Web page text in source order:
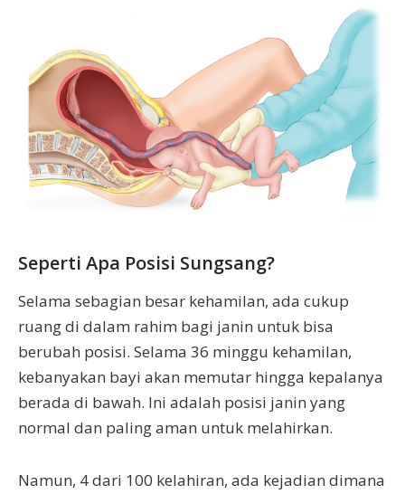
Seperti Apa Posisi Sungsang?
Selama sebagian besar kehamilan, ada cukup
ruang di dalam rahim bagi janin untuk bisa
berubah posisi. Selama 36 minggu kehamilan,
kebanyakan bayi akan memutar hingga kepalanya
berada di bawah. Ini adalah posisi janin yang
normal dan paling aman untuk melahirkan.
Namun, 4 dari 100 kelahiran, ada kejadian dimana